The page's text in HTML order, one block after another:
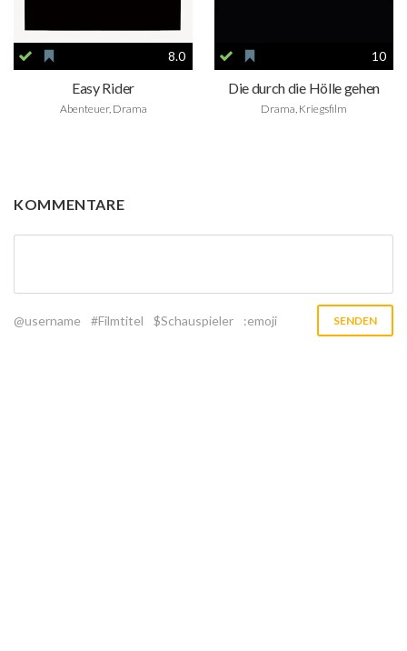
8.0
Easy Rider
Abenteuer, Drama
10
Die durch die Hölle gehen
Drama, Kriegsfilm
KOMMENTARE
@username #Filmtitel $Schauspieler :emoji